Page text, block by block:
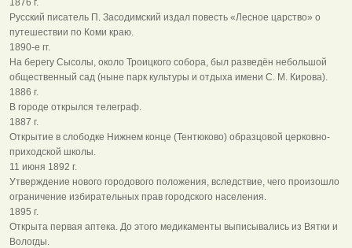
1876 г.
Русский писатель П. Засодимский издал повесть «Лесное царство» о
путешествии по Коми краю.
1890-е гг.
На берегу Сысолы, около Троицкого собора, был разведён небольшой
общественный сад (ныне парк культуры и отдыха имени С. М. Кирова).
1886 г.
В городе открылся телеграф.
1887 г.
Открытие в слободке Нижнем конце (Тентюково) образцовой церковно-
приходской школы.
11 июня 1892 г.
Утверждение нового городового положения, вследствие, чего произошло
ограничение избирательных прав городского населения.
1895 г.
Открыта первая аптека. До этого медикаменты выписывались из Вятки и
Вологды.